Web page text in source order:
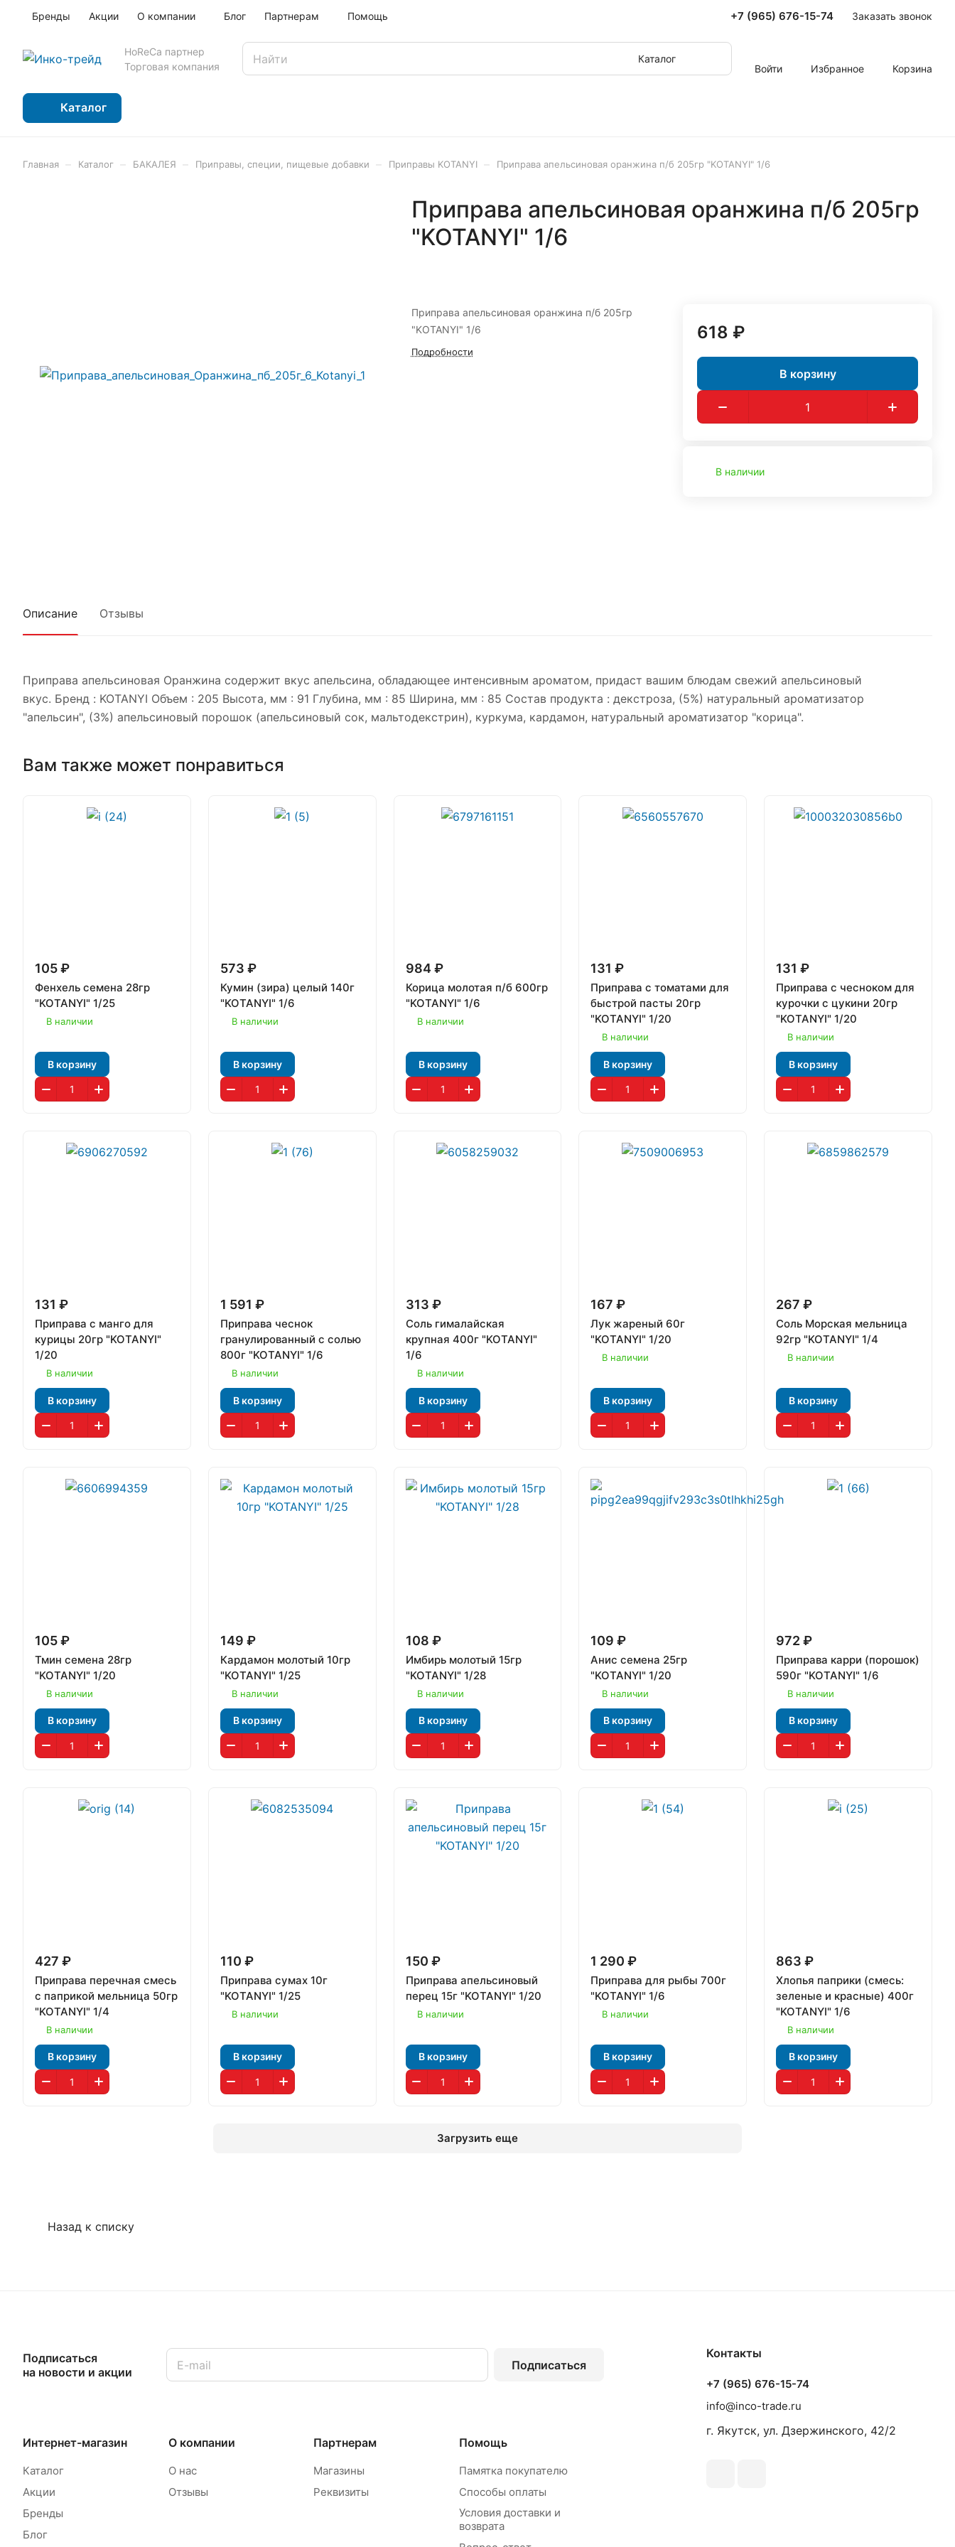
Бренды Акции О компании Блог Партнерам Помощь +7 (965) 676-15-74 Заказать звонок
HoReCa партнер
Торговая компания
Каталог
Войти
Избранное Корзина
Каталог
Главная Каталог БАКАЛЕЯ Приправы, специи, пищевые добавки Приправы KOTANYI Приправа апельсиновая оранжина п/б 205гр "KOTANYI" 1/6
Приправа апельсиновая оранжина п/б 205гр
"KOTANYI" 1/6
Приправа апельсиновая оранжина п/б 205гр
"KOTANYI" 1/6
Подробности
618 ₽
В корзину
В наличии
Описание Отзывы
Приправа апельсиновая Оранжина содержит вкус апельсина, обладающее интенсивным ароматом, придаст вашим блюдам свежий апельсиновый
вкус. Бренд : KOTANYI Объем : 205 Высота, мм : 91 Глубина, мм : 85 Ширина, мм : 85 Состав продукта : декстроза, (5%) натуральный ароматизатор
"апельсин", (3%) апельсиновый порошок (апельсиновый сок, мальтодекстрин), куркума, кардамон, натуральный ароматизатор "корица".
Вам также может понравиться
105 ₽
Фенхель семена 28гр
"KOTANYI" 1/25
В наличии
В корзину
573 ₽
Кумин (зира) целый 140г
"KOTANYI" 1/6
В наличии
В корзину
984 ₽
Корица молотая п/б 600гр
"KOTANYI" 1/6
В наличии
В корзину
131 ₽
Приправа с томатами для
быстрой пасты 20гр
"KOTANYI" 1/20
В наличии
В корзину
131 ₽
Приправа с чесноком для
курочки с цукини 20гр
"KOTANYI" 1/20
В наличии
В корзину
131 ₽
Приправа с манго для
курицы 20гр "KOTANYI"
1/20
В наличии
В корзину
1 591 ₽
Приправа чеснок
гранулированный с солью
800г "KOTANYI" 1/6
В наличии
В корзину
313 ₽
Соль гималайская
крупная 400г "KOTANYI"
1/6
В наличии
В корзину
167 ₽
Лук жареный 60г
"KOTANYI" 1/20
В наличии
В корзину
267 ₽
Соль Морская мельница
92гр "KOTANYI" 1/4
В наличии
В корзину
105 ₽
Тмин семена 28гр
"KOTANYI" 1/20
В наличии
В корзину
149 ₽
Кардамон молотый 10гр
"KOTANYI" 1/25
В наличии
В корзину
108 ₽
Имбирь молотый 15гр
"KOTANYI" 1/28
В наличии
В корзину
109 ₽
Анис семена 25гр
"KOTANYI" 1/20
В наличии
В корзину
972 ₽
Приправа карри (порошок)
590г "KOTANYI" 1/6
В наличии
В корзину
427 ₽
Приправа перечная смесь
с паприкой мельница 50гр
"KOTANYI" 1/4
В наличии
В корзину
110 ₽
Приправа сумах 10г
"KOTANYI" 1/25
В наличии
В корзину
150 ₽
Приправа апельсиновый
перец 15г "KOTANYI" 1/20
В наличии
В корзину
1 290 ₽
Приправа для рыбы 700г
"KOTANYI" 1/6
В наличии
В корзину
863 ₽
Хлопья паприки (смесь:
зеленые и красные) 400г
"KOTANYI" 1/6
В наличии
В корзину
Загрузить еще
Назад к списку
Подписаться
на новости и акции
Подписаться
Интернет-магазин
Каталог
Акции
Бренды
Блог
О компании
О нас
Отзывы
Партнерам
Магазины
Реквизиты
Помощь
Памятка покупателю
Способы оплаты
Условия доставки и
возврата
Контакты
+7 (965) 676-15-74
info@inco-trade.ru
г. Якутск, ул. Дзержинского, 42/2